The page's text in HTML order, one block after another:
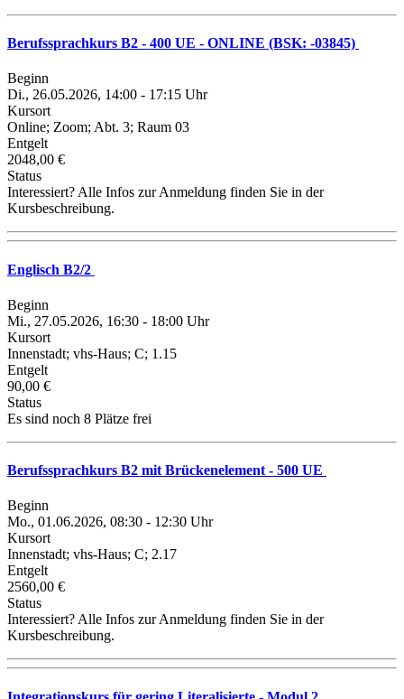
Berufssprachkurs B2 - 400 UE - ONLINE (BSK: -03845)
Beginn
Di., 26.05.2026, 14:00 - 17:15 Uhr
Kursort
Online; Zoom; Abt. 3; Raum 03
Entgelt
2048,00 €
Status
Interessiert? Alle Infos zur Anmeldung finden Sie in der
Kursbeschreibung.
Englisch B2/2
Beginn
Mi., 27.05.2026, 16:30 - 18:00 Uhr
Kursort
Innenstadt; vhs-Haus; C; 1.15
Entgelt
90,00 €
Status
Es sind noch 8 Plätze frei
Berufssprachkurs B2 mit Brückenelement - 500 UE
Beginn
Mo., 01.06.2026, 08:30 - 12:30 Uhr
Kursort
Innenstadt; vhs-Haus; C; 2.17
Entgelt
2560,00 €
Status
Interessiert? Alle Infos zur Anmeldung finden Sie in der
Kursbeschreibung.